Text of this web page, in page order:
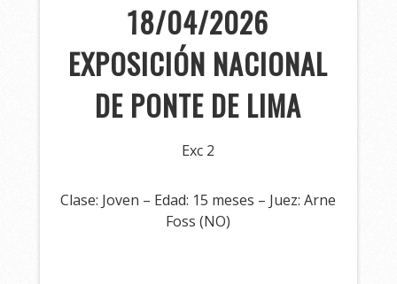
18/04/2026
EXPOSICIÓN NACIONAL
DE PONTE DE LIMA
Exc 2
Clase: Joven – Edad: 15 meses – Juez: Arne
Foss (NO)